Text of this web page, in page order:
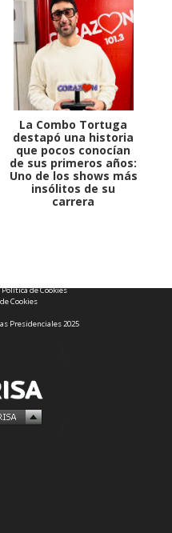
La Combo Tortuga
destapó una historia
que pocos conocían
de sus primeros años:
Uno de los shows más
insólitos de su
carrera
Política de Cookies
Cookies
Presidenciales 2025